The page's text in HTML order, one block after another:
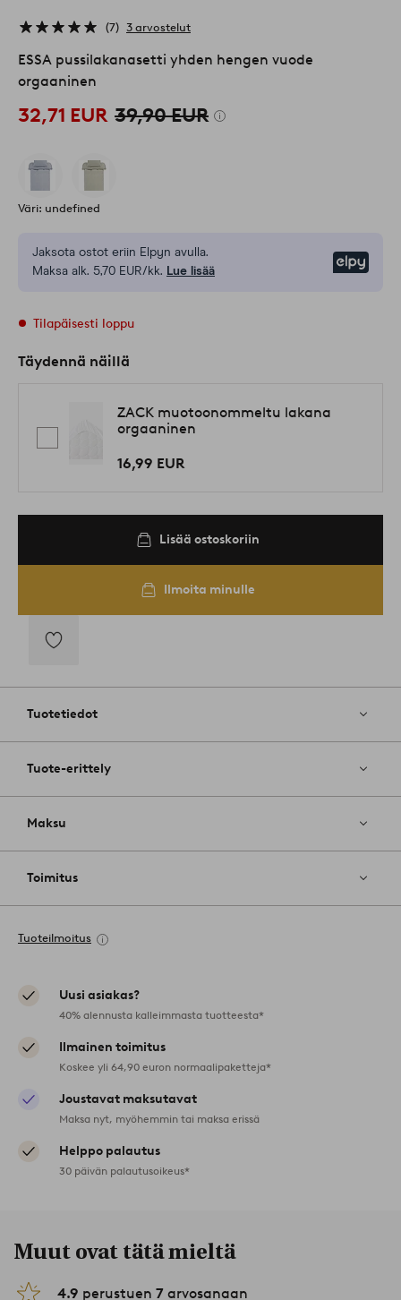
7 3 arvostelut
ESSA pussilakanasetti yhden hengen vuode
orgaaninen
32,71 EUR 39,90 EUR
Väri: undefined
Jaksota ostot eriin Elpyn avulla.
Maksa alk. 5,70 EUR/kk. Lue lisää
Tilapäisesti loppu
Täydennä näillä
ZACK muotoonommeltu lakana
orgaaninen
16,99 EUR
Lisää ostoskoriin
Ilmoita minulle
suosikkeihin
Tuotetiedot
Tuote-erittely
Maksu
Toimitus
Tuoteilmoitus
Uusi asiakas?
40% alennusta kalleimmasta tuotteesta*
Ilmainen toimitus
Koskee yli 64,90 euron normaalipaketteja*
Joustavat maksutavat
Maksa nyt, myöhemmin tai maksa erissä
Helppo palautus
30 päivän palautusoikeus*
Muut ovat tätä mieltä
4.9 perustuen 7 arvosanaan